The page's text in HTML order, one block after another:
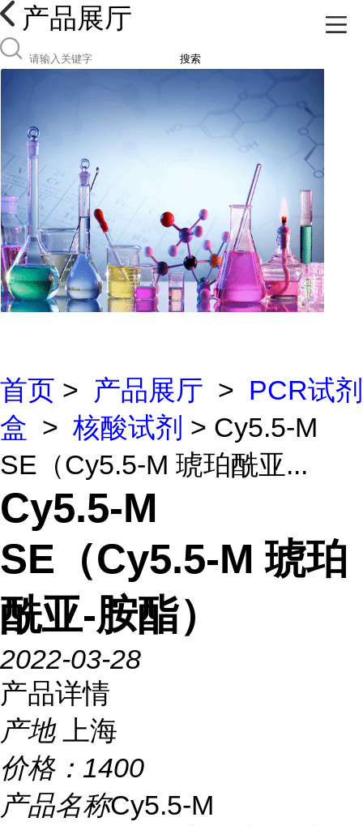
产品展厅
搜索
首页 > 产品展厅 > PCR试剂
盒 > 核酸试剂 > Cy5.5-M
SE（Cy5.5-M 琥珀酰亚...
Cy5.5-M
SE（Cy5.5-M 琥珀
酰亚-胺酯）
2022-03-28
产品详情
产地
上海
价格： 1400
产品名称Cy5.5-M